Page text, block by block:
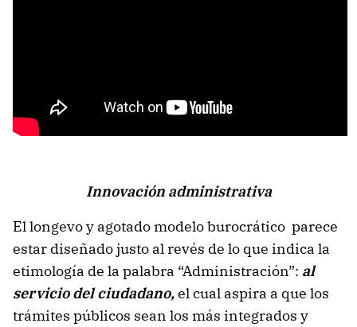
Innovación administrativa
El longevo y agotado modelo burocrático parece
estar diseñado justo al revés de lo que indica la
etimología de la palabra “Administración”: al
servicio del ciudadano,el cual aspira a que los
trámites públicos sean los más integrados y